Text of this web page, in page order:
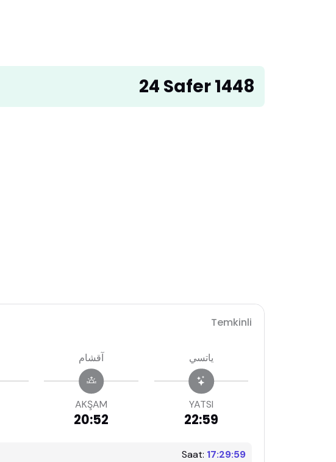
24 Safer 1448
Temkinli
آقشام
AKŞAM
20:52
ياتسي
YATSI
22:59
Saat: 17:30:00